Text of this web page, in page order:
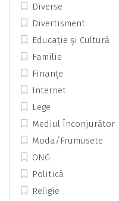
Diverse
Divertisment
Educație și Cultură
Familie
Finanțe
Internet
Lege
Mediul Înconjurător
Moda/Frumusete
ONG
Politică
Religie